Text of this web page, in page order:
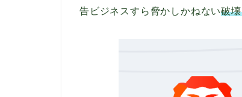
告ビジネスすら脅かしかねない破